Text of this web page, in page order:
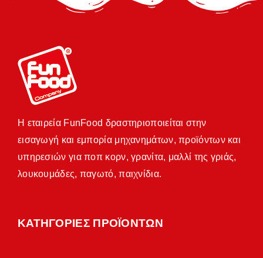
Η εταιρεία FunFood δραστηριοποιείται στην
εισαγωγή και εμπορία μηχανημάτων, προϊόντων και
υπηρεσιών για ποπ κορν, γρανίτα, μαλλί της γριάς,
λουκουμάδες, παγωτό, παιχνίδια.
ΚΑΤΗΓΟΡΙΕΣ ΠΡΟΪΟΝΤΩΝ